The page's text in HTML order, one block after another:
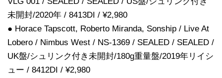
未開封/2020年 / 8413DI / ¥2,980
● Horace Tapscott, Roberto Miranda, Sonship / Live At
Lobero / Nimbus West / NS-1369 / SEALED / SEALED /
UK盤/シュリンク付き未開封/180g重量盤/2019年リイシ
ュー / 8412DI / ¥2,980